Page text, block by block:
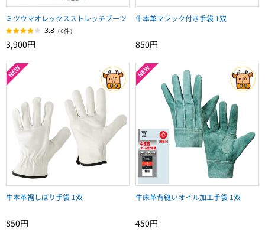
ミツウマオレックスストレッチブーツ
3.8 （6件）
3,900円
牛本革マジック付き手袋 1双
850円
牛本革裾しぼり手袋 1双
850円
牛床革背縫いオイル加工手袋 1双
450円